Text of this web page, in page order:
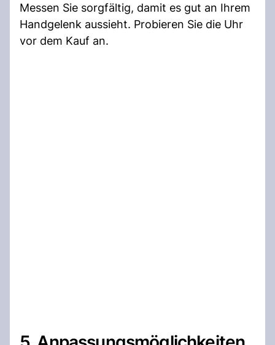
Messen Sie sorgfältig, damit es gut an Ihrem
Handgelenk aussieht. Probieren Sie die Uhr
vor dem Kauf an.